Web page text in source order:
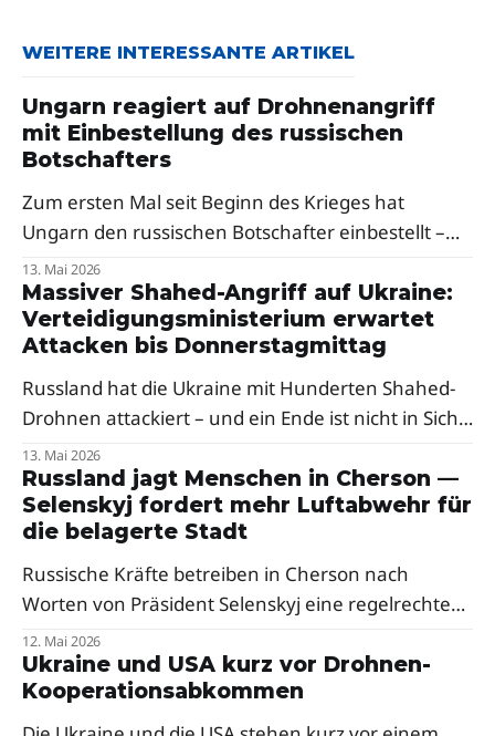
WEITERE INTERESSANTE ARTIKEL
Ungarn reagiert auf Drohnenangriff
mit Einbestellung des russischen
Botschafters
Zum ersten Mal seit Beginn des Krieges hat
Ungarn den russischen Botschafter einbestellt –
als Reaktion auf russische Drohnenangriffe auf die
Oblast Transkarpatien. Premierminister Péter
Magyar sprach von einer klaren Verurteilung,
Selenskyj dankte Budapest.
13. Mai 2026
Massiver Shahed-Angriff auf Ukraine:
Verteidigungsministerium erwartet
Attacken bis Donnerstagmittag
Russland hat die Ukraine mit Hunderten Shahed-
Drohnen attackiert – und ein Ende ist nicht in Sicht.
Ein Berater des Verteidigungsministeriums warnt
vor weiteren Raketenangriffen in der Nacht.
Besonders hart traf es den Westen des Landes.
13. Mai 2026
Russland jagt Menschen in Cherson —
Selenskyj fordert mehr Luftabwehr für
die belagerte Stadt
Russische Kräfte betreiben in Cherson nach
Worten von Präsident Selenskyj eine regelrechte
Menschenjagd mit Drohnen. Der Präsident fordert
dringend mehr Abfangsysteme und Mittel zur
elektronischen Kriegsführung für die frontnahe
Stadt.
12. Mai 2026
Ukraine und USA kurz vor Drohnen-
Kooperationsabkommen